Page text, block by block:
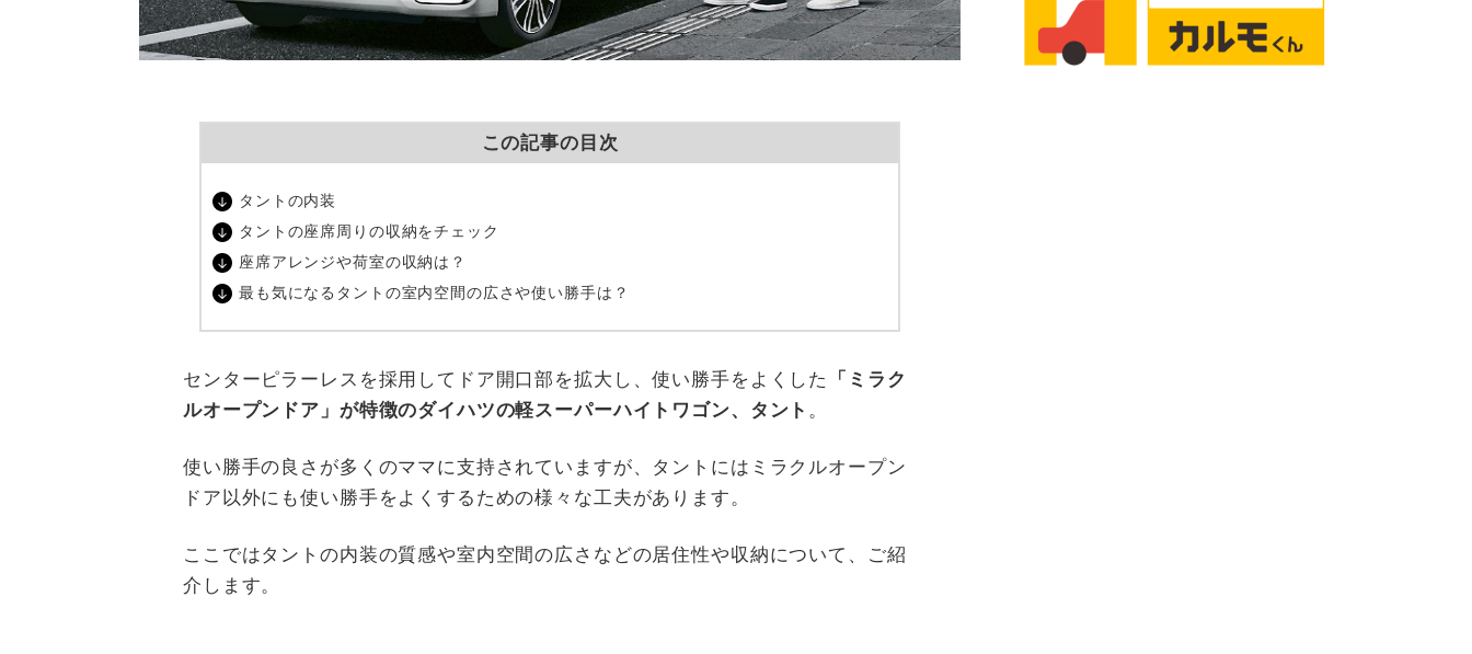
この記事の目次
タントの内装
タントの座席周りの収納をチェック
座席アレンジや荷室の収納は？
最も気になるタントの室内空間の広さや使い勝手は？
センターピラーレスを採用してドア開口部を拡大し、使い勝手をよくした
「ミラク
ルオープンドア」が特徴のダイハツの軽スーパーハイトワゴン、タント 。
使い勝手の良さが多くのママに支持されていますが、タントにはミラクルオープン
ドア以外にも使い勝手をよくするための様々な工夫があります。
ここではタントの内装の質感や室内空間の広さなどの居住性や収納について、ご紹
介します。